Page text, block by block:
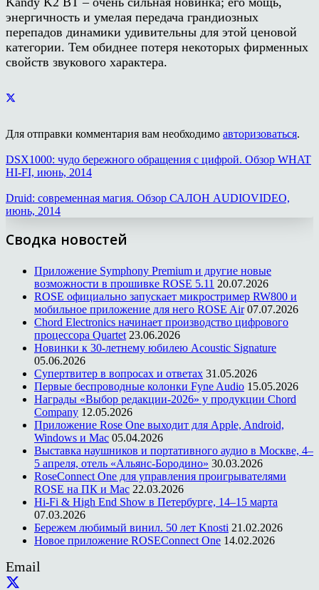
энергичность и умелая передача грандиозных
перепадов динамики удивительны для этой ценовой
категории. Тем обиднее потеря некоторых фирменных
свойств звукового характера.
Для отправки комментария вам необходимо авторизоваться.
DSX1000: чудо бережного обращения с цифрой. Обзор WHAT
HI-FI, июнь, 2014
Druid: современная магия. Обзор САЛОН AUDIOVIDEO,
июнь, 2014
Сводка новостей
Приложение Symphony Premium и другие новые
возможности в прошивке ROSE 5.11 20.07.2026
ROSE официально запускает микростример RW800 и
мобильное приложение для него ROSE Air 07.07.2026
Chord Electronics начинает производство цифрового
процессора Quartet 23.06.2026
Новинки к 30-летнему юбилею Acoustic Signature
05.06.2026
Супертвитер в вопросах и ответах 31.05.2026
Первые беспроводные колонки Fyne Audio 15.05.2026
Награды «Выбор редакции-2026» у продукции Chord
Company 12.05.2026
Приложение Rose One выходит для Apple, Android,
Windows и Mac 05.04.2026
Выставка наушников и портативного аудио в Москве, 4–
5 апреля, отель «Альянс-Бородино» 30.03.2026
RoseConnect One для управления проигрывателями
ROSE на ПК и Mac 22.03.2026
Hi-Fi & High End Show в Петербурге, 14–15 марта
07.03.2026
Бережем любимый винил. 50 лет Knosti 21.02.2026
Новое приложение ROSEConnect One 14.02.2026
Email